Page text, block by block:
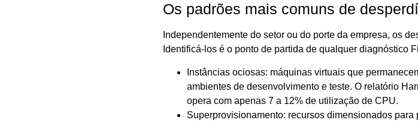
Os padrões mais comuns de
Independentemente do setor ou do porte da empresa, os
Identificá-los é o ponto de partida de qualquer diagnóstico
Instâncias ociosas: máquinas virtuais que
ambientes de desenvolvimento e teste. O relatório
opera com apenas 7 a 12% de utilização de CPU.
Superprovisionamento: recursos dimensionados